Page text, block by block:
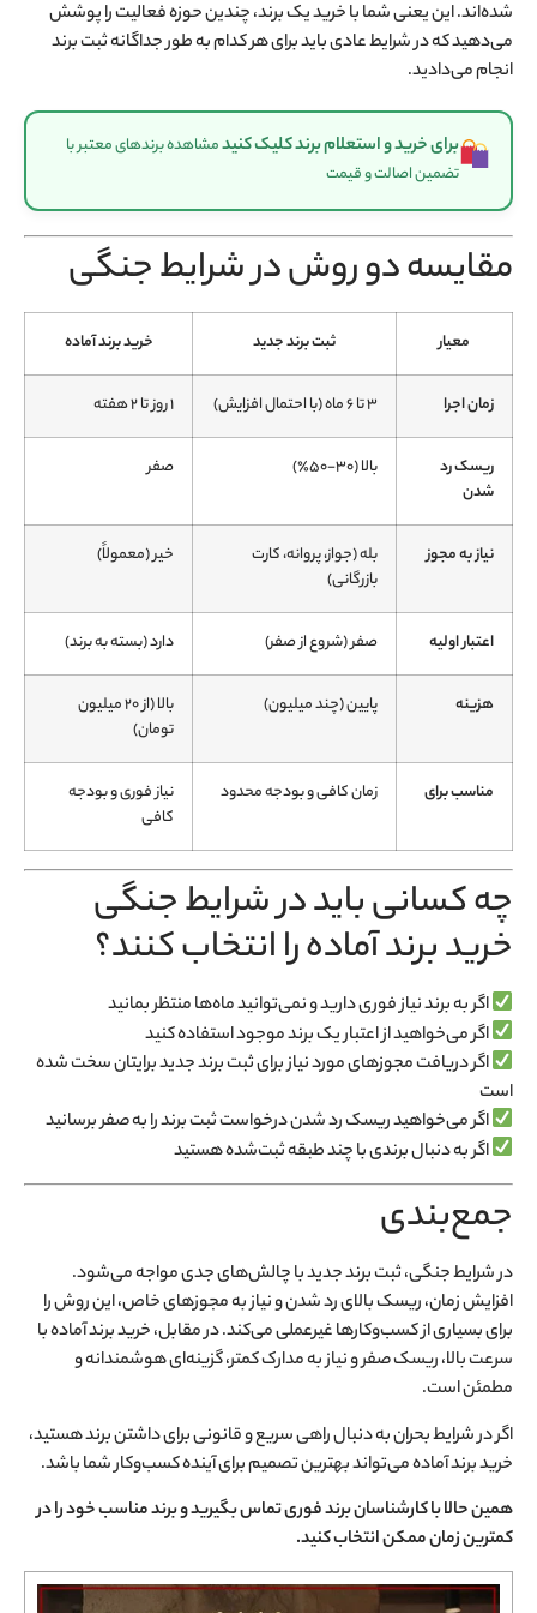
شده‌اند. این یعنی شما با خرید یک برند، چندین حوزه فعالیت را پوشش
می‌دهید که در شرایط عادی باید برای هر کدام به طور جداگانه ثبت برند
انجام می‌دادید.
برای خرید و استعلام برند کلیک کنیدمشاهده برندهای معتبر با
تضمین اصالت و قیمت
مقایسه دو روش در شرایط جنگی
معیار ثبت برند جدید خرید برند آماده
زمان اجرا ۳ تا ۶ ماه (با احتمال افزایش) ۱ روز تا ۲ هفته
ریسک رد
شدن
بالا (۳۰-۵۰٪) صفر
نیاز به مجوز
بله (جواز، پروانه، کارت
بازرگانی)
خیر (معمولاً)
اعتبار اولیه صفر (شروع از صفر) دارد (بسته به برند)
هزینه پایین (چند میلیون)
بالا (از ۲۰ میلیون
تومان)
مناسب برای زمان کافی و بودجه محدود
نیاز فوری و بودجه
کافی
چه کسانی باید در شرایط جنگی
خرید برند آماده را انتخاب کنند؟
اگر به برند نیاز فوری دارید و نمی‌توانید ماه‌ها منتظر بمانید
اگر می‌خواهید از اعتبار یک برند موجود استفاده کنید
اگر دریافت مجوزهای مورد نیاز برای ثبت برند جدید برایتان سخت شده
است
اگر می‌خواهید ریسک رد شدن درخواست ثبت برند را به صفر برسانید
اگر به دنبال برندی با چند طبقه ثبت‌شده هستید
جمع‌بندی
در شرایط جنگی، ثبت برند جدید با چالش‌های جدی مواجه می‌شود.
افزایش زمان، ریسک بالای رد شدن و نیاز به مجوزهای خاص، این روش را
برای بسیاری از کسب‌وکارها غیرعملی می‌کند. در مقابل، خرید برند آماده با
سرعت بالا، ریسک صفر و نیاز به مدارک کمتر، گزینه‌ای هوشمندانه و
مطمئن است.
اگر در شرایط بحران به دنبال راهی سریع و قانونی برای داشتن برند هستید،
خرید برند آماده می‌تواند بهترین تصمیم برای آینده کسب‌وکار شما باشد.
همین حالا با کارشناسان برند فوری تماس بگیرید و برند مناسب خود را در
کمترین زمان ممکن انتخاب کنید.